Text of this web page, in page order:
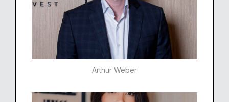
Arthur Weber